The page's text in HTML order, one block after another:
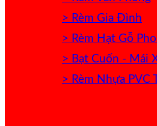
> Rèm Gia Đình
> Rèm Hạt Gỗ
> Bạt Cuốn - Mái
> Rèm Nhựa PVC